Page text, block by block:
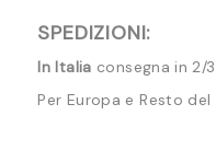
SPEDIZIONI:
In Italia consegna in 2/
Per Europa e Resto del